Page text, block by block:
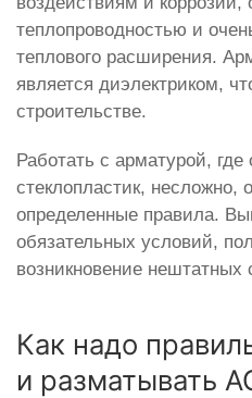
теплопроводностью и
теплового расширения.
является диэлектриком,
строительстве.
Работать с арматурой, где
стеклопластик, несложно,
определенные правила.
обязательных условий,
возникновение нештатных
Как надо
и разматывать